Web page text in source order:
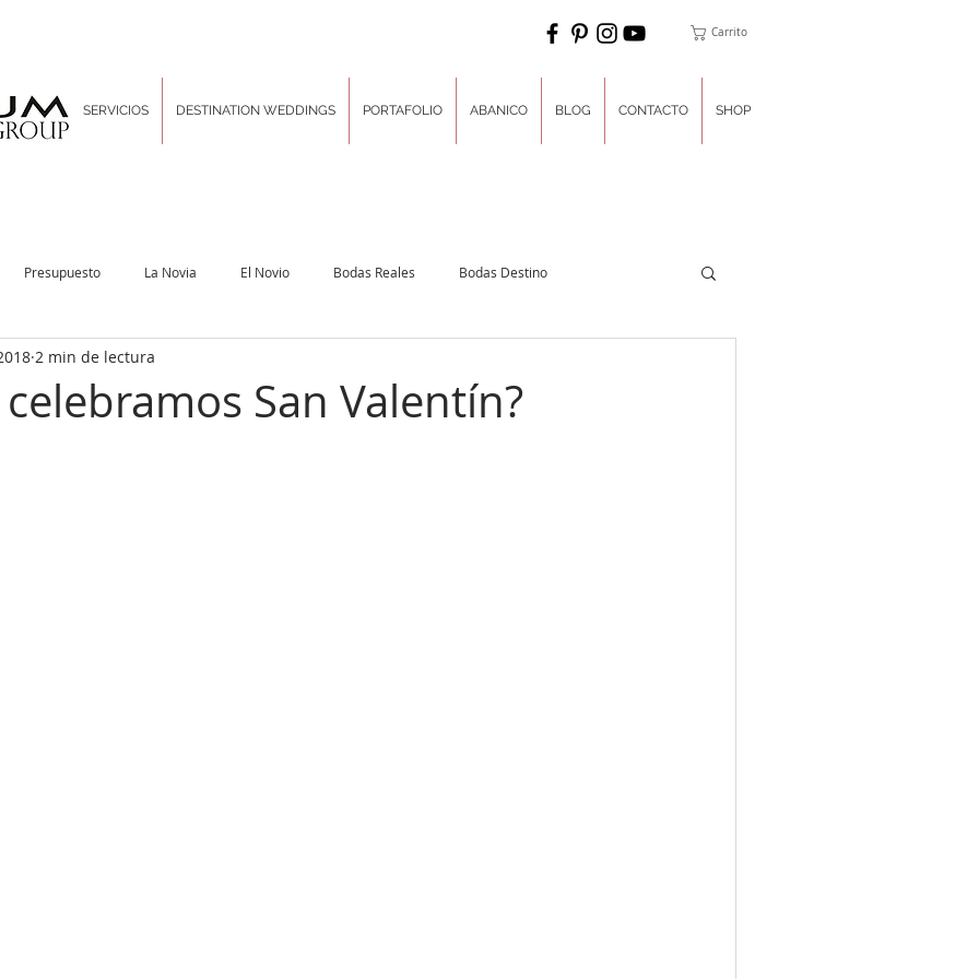
Carrito
SERVICIOS DESTINATION WEDDINGS PORTAFOLIO ABANICO BLOG CONTACTO SHOP
Presupuesto La Novia El Novio Bodas Reales Bodas Destino
Decoración & Diseño
San Valentín?
2 min de lectura